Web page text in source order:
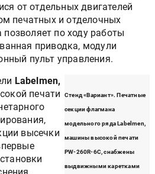
от отдельных двигателей
печатных и отделочных
по ходу работы
приводка, модули
пульт управления.
Стенд «Вариант». Печатные
секции флагмана
модельного ряда Labelmen,
машины высокой печати
PW-260R-6C, снабжены
выдвижными каретками
Labelmen,
печати
высечки